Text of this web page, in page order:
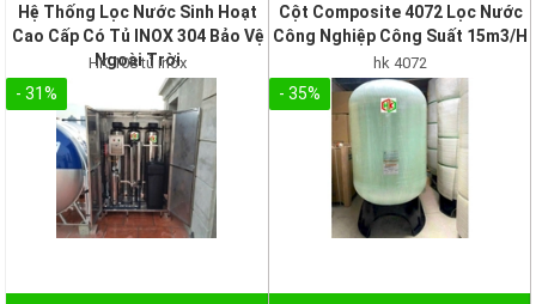
Hệ Thống Lọc Nước Sinh Hoạt
Cao Cấp Có Tủ INOX 304 Bảo Vệ
Ngoài Trời
HK 108 tủ inox
- 31%
Cột Composite 4072 Lọc Nước
Công Nghiệp Công Suất 15m3/H
hk 4072
- 35%